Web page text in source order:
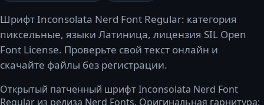
Шрифт Inconsolata Nerd Font Regular: категория
пиксельные, языки Латиница, лицензия SIL Open
Font License. Проверьте свой текст онлайн и
скачайте файлы без регистрации.
Открытый патченный шрифт Inconsolata Nerd Font
Regular из релиза Nerd Fonts. Оригинальная гарнитура: